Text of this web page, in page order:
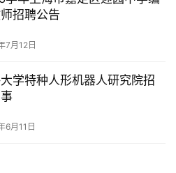
招聘公告
7月12日
学特种人形机器人研究院招
6月11日